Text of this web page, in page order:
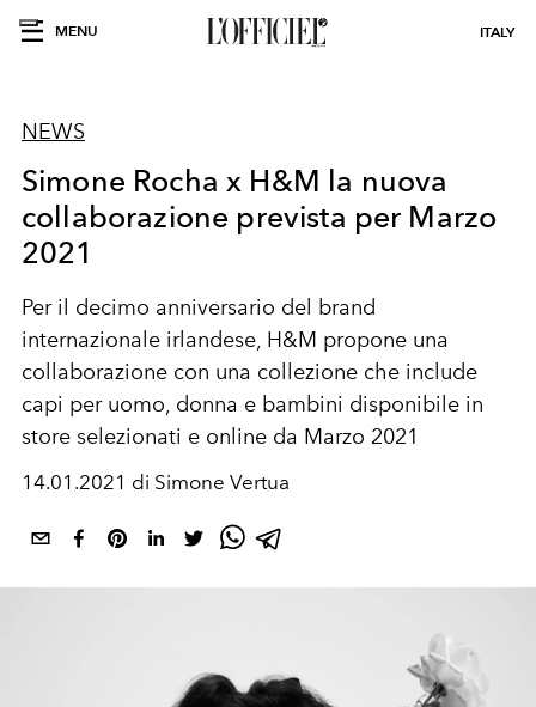
MENU ITALY
NEWS
Simone Rocha x H&M la nuova
collaborazione prevista per Marzo
2021
Per il decimo anniversario del brand
internazionale irlandese, H&M propone una
collaborazione con una collezione che include
capi per uomo, donna e bambini disponibile in
store selezionati e online da Marzo 2021
14.01.2021 di Simone Vertua